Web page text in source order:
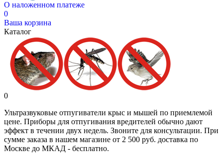
О наложенном платеже
0
Ваша корзина
Каталог
0
Ультразвуковые отпугиватели крыс и мышей по приемлемой
цене. Приборы для отпугивания вредителей обычно дают
эффект в течении двух недель. Звоните для консультации. При
сумме заказа в нашем магазине от 2 500 руб. доставка по
Москве до МКАД - бесплатно.